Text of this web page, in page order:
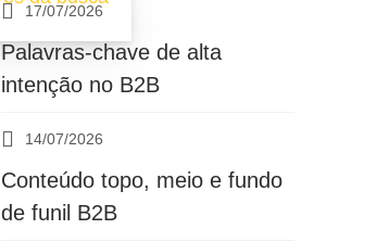
17/07/2026
Palavras-chave de alta
intenção no B2B
14/07/2026
Conteúdo topo, meio e fundo
de funil B2B